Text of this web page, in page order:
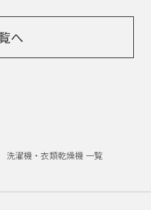
へ
洗濯機・衣類乾燥機 一覧